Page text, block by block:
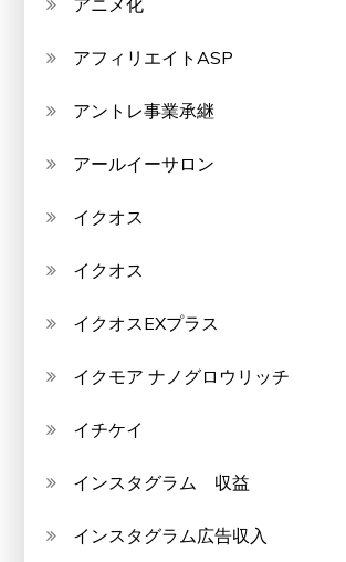
アニメ化
アフィリエイトASP
アントレ事業承継
アールイーサロン
イクオス
イクオス
イクオスEXプラス
イクモア ナノグロウリッチ
イチケイ
インスタグラム 収益
インスタグラム広告収入